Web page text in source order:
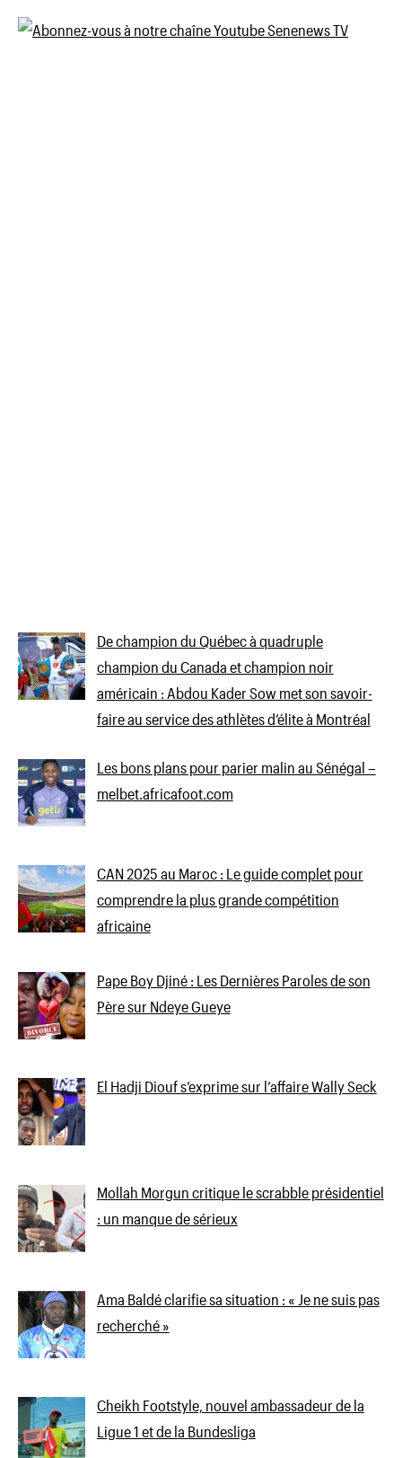
De champion du Québec à quadruple
champion du Canada et champion noir
américain : Abdou Kader Sow met son savoir-
faire au service des athlètes d’élite à Montréal
Les bons plans pour parier malin au Sénégal –
melbet.africafoot.com
CAN 2025 au Maroc : Le guide complet pour
comprendre la plus grande compétition
africaine
Pape Boy Djiné : Les Dernières Paroles de son
Père sur Ndeye Gueye
El Hadji Diouf s’exprime sur l’affaire Wally Seck
Mollah Morgun critique le scrabble présidentiel
: un manque de sérieux
Ama Baldé clarifie sa situation : « Je ne suis pas
recherché »
Cheikh Footstyle, nouvel ambassadeur de la
Ligue 1 et de la Bundesliga